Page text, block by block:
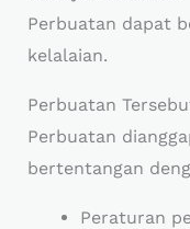
Perbuatan dapat
kelalaian.
Perbuatan
Perbuatan
bertentangan
Peraturan